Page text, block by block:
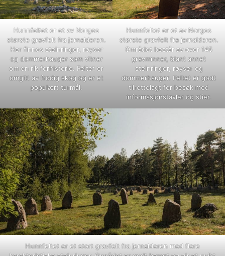
Hunnfeltet er et av Norges
største gravfelt fra jernalderen.
Her finnes steinringer, røyser
og dommerhauger som vitner
om en rik forhistorie. Feltet er
omgitt av frodig skog og er et
populært turmål.
Hunnfeltet er et av Norges
største gravfelt fra jernalderen.
Området består av over 145
gravminner, blant annet
steinringer, røyser og
dommerhauger. Feltet er godt
tilrettelagt for besøk med
informasjonstavler og stier.
Hunnfeltet er et stort gravfelt fra jernalderen med flere